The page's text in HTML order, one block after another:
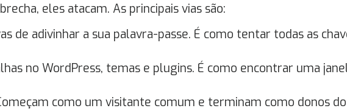
eles atacam. As principais vias são:
de adivinhar a sua palavra-passe. É como tentar todas as
no WordPress, temas e plugins. É como encontrar uma
como um visitante comum e terminam como donos do